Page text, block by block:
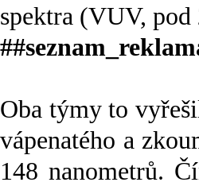
spektra (VUV,
Oba týmy to
vápenatého a
148 nanometrů.